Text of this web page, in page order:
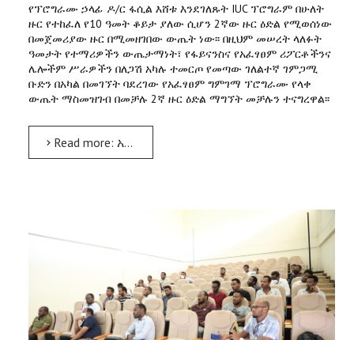
የፕሮግራሙ ኃላፊ ዶ/ር ፋሲል እሸቱ እንደገለጹት IUC ፕሮግራም በሁለት
ዙር የተከፈለ የ10 ዓመት ቆይታ ያለው ሲሆን 2ኛው ዙር ዕድል የሚወሰነው
በመጀመሪያው ዙር በሚመዘገበው ውጤት ነው፡፡ በዚህም መሠረት ላለፉት
ዓመታት የተማሪዎችን ውጤታማነት፣ የፋይናንስና የአፈፃፀም ሪፖርቶችንና
ሌሎችም ሥራዎችን በለጋሽ አካሉ ተመርጦ የመጣው ገለልተኛ ገምጋሚ
ቡድን በአካል በመገኘት ባደረገው የአፈፃፀም ግምገማ ፕሮግራሙ የላቀ
ውጤት ማስመዝገብ በመቻሉ 2ኛ ዙር ዕድል ማግኘት መቻሉን ተናግረዋል፡፡
Read more: አርባ ምንጭ ዩኒቨርሲቲ የ‹AMU-IUC› ፕሮግራም 2ኛ ዙር የትብብር ቆይታ ጊዜ አገኘ